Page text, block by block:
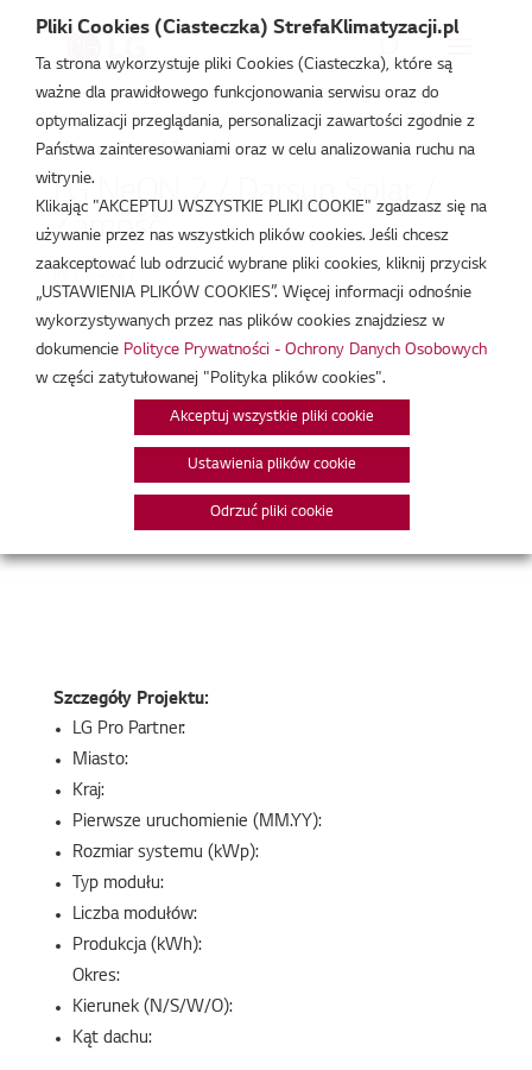
Strefa Klimatyzacji/Baza Wiedzy/Realizacje/LG NeON 2
/ Darsun Solar / Zamość
LG NeON 2 / Darsun Solar /
Zamość
lis 15, 2021
Szczegóły Projektu:
LG Pro Partner:
Miasto:
Kraj:
Pierwsze uruchomienie (MM.YY):
Rozmiar systemu (kWp):
Typ modułu:
Liczba modułów:
Produkcja (kWh):
Okres:
Kierunek (N/S/W/O):
Kąt dachu:
Pliki Cookies (Ciasteczka) StrefaKlimatyzacji.pl
Ta strona wykorzystuje pliki Cookies (Ciasteczka), które są
ważne dla prawidłowego funkcjonowania serwisu oraz do
optymalizacji przeglądania, personalizacji zawartości zgodnie z
Państwa zainteresowaniami oraz w celu analizowania ruchu na
witrynie.
Klikając "AKCEPTUJ WSZYSTKIE PLIKI COOKIE" zgadzasz się na
używanie przez nas wszystkich plików cookies. Jeśli chcesz
zaakceptować lub odrzucić wybrane pliki cookies, kliknij przycisk
„USTAWIENIA PLIKÓW COOKIES”. Więcej informacji odnośnie
wykorzystywanych przez nas plików cookies znajdziesz w
dokumencie Polityce Prywatności - Ochrony Danych Osobowych
w części zatytułowanej "Polityka plików cookies".
Akceptuj wszystkie pliki cookie
Ustawienia plików cookie
Odrzuć pliki cookie